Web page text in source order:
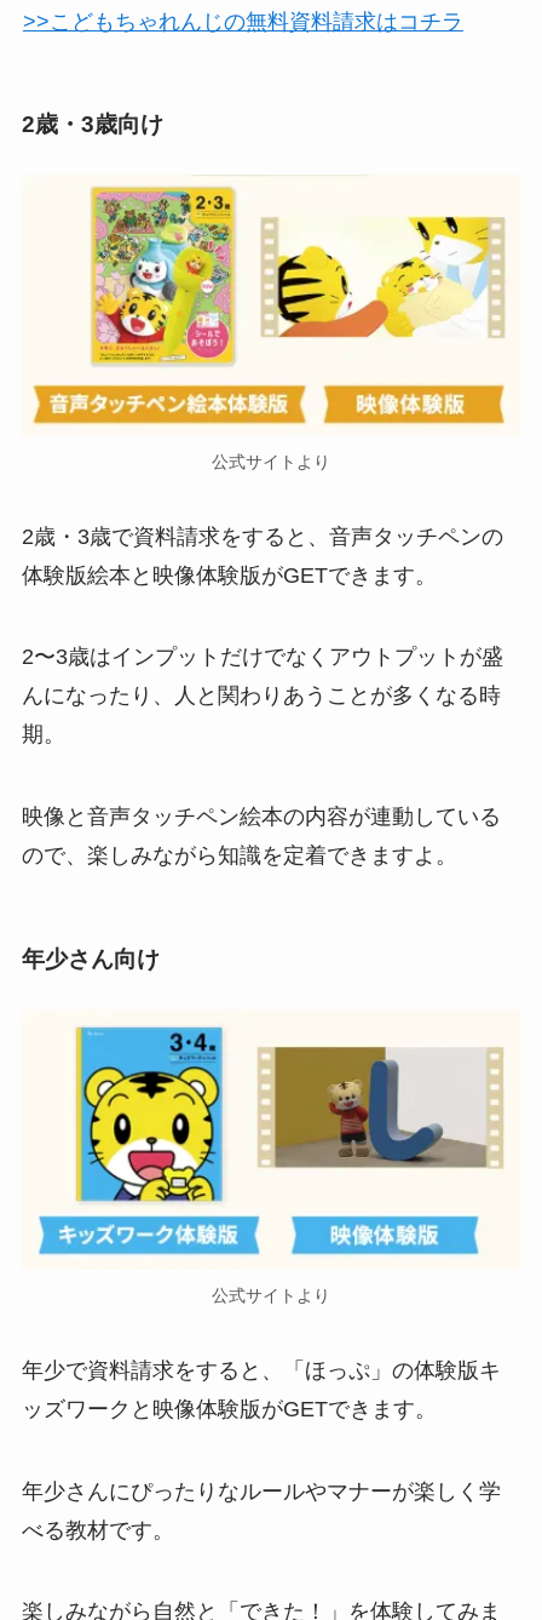
>>こどもちゃれんじの無料資料請求はコチラ
2歳・3歳向け
公式サイトより
2歳・3歳で資料請求をすると、音声タッチペンの
体験版絵本と映像体験版がGETできます。
2〜3歳はインプットだけでなくアウトプットが盛
んになったり、人と関わりあうことが多くなる時
期。
映像と音声タッチペン絵本の内容が連動している
ので、楽しみながら知識を定着できますよ。
年少さん向け
公式サイトより
年少で資料請求をすると、「ほっぷ」の体験版キ
ッズワークと映像体験版がGETできます。
年少さんにぴったりなルールやマナーが楽しく学
べる教材です。
楽しみながら自然と「できた！」を体験してみま